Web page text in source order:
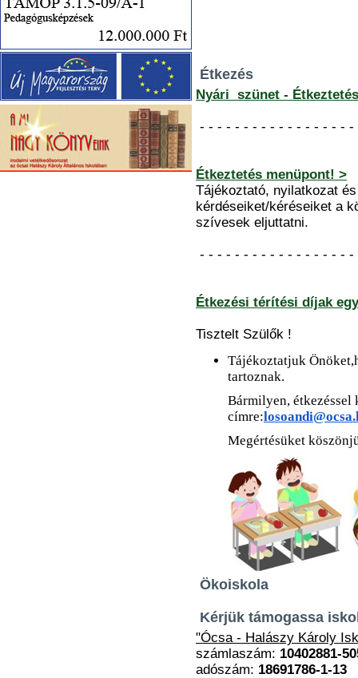
Étkezés
Nyári szünet - Étkeztetés
- - - - - - - - - - - - - - - - -
Étkeztetés menüpont! >
Tájékoztató, nyilatkozat
kérdéseiket/kéréseiket a
szívesek eljuttatni.
- - - - - - - - - - - - - - - - -
Étkezési térítési díjak
Tisztelt Szülők !
Tájékoztatjuk
tartoznak.
Bármilyen, étkezéssel
címre:
Megértésüket
Ökoiskola
Kérjük támogassa
"Ócsa - Halászy Károly
számlaszám: 10402881-
adószám: 18691786-1-13